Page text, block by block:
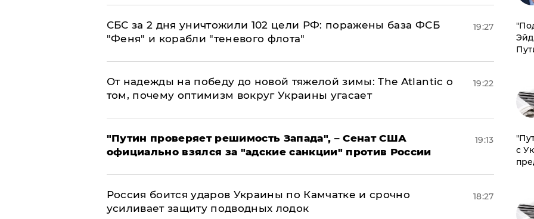
СБС за 2 дня уничтожили 102 цели РФ: поражены база ФСБ
"Феня" и корабли "теневого флота"
19:27
От надежды на победу до новой тяжелой зимы: The Atlantic о
том, почему оптимизм вокруг Украины угасает
19:22
"Путин проверяет решимость Запада", – Сенат США
официально взялся за "адские санкции" против России
19:13
Россия боится ударов Украины по Камчатке и срочно
усиливает защиту подводных лодок
18:27
с